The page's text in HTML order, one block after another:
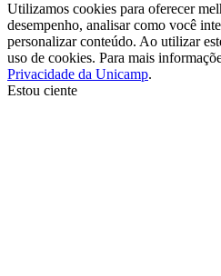
Utilizamos cookies para oferecer
desempenho, analisar como você
personalizar conteúdo. Ao utilizar
uso de cookies. Para mais
Privacidade da Unicamp.
Estou ciente